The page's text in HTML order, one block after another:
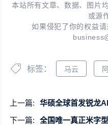
本站所有文章、数据、图片
或源
如果侵犯了你的权益请
标签： 马云
上一篇:
华硕全球首发锐龙AI 300
下一篇:
全国唯一真正米字型